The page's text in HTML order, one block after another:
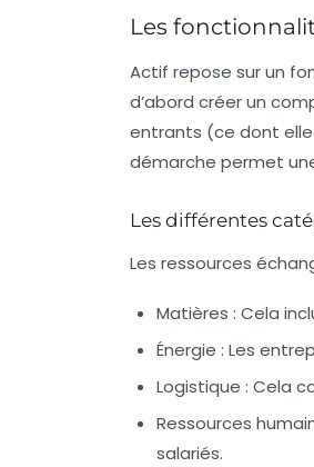
Les
Actif repose sur un
d’abord créer un
entrants (ce dont
démarche permet
Les différentes
Les ressources
Matières : Cela
Énergie : Les
Logistique : Cela
Ressources
salariés.